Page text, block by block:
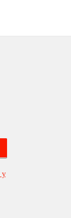
y